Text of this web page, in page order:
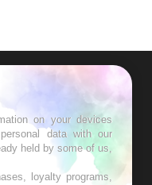
on your devices
data with our
held by some of us,
loyalty programs,